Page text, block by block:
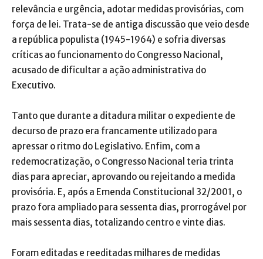
relevância e urgência, adotar medidas provisórias, com
força de lei. Trata-se de antiga discussão que veio desde
a república populista (1945-1964) e sofria diversas
críticas ao funcionamento do Congresso Nacional,
acusado de dificultar a ação administrativa do
Executivo.
Tanto que durante a ditadura militar o expediente de
decurso de prazo era francamente utilizado para
apressar o ritmo do Legislativo. Enfim, com a
redemocratização, o Congresso Nacional teria trinta
dias para apreciar, aprovando ou rejeitando a medida
provisória. E, após a Emenda Constitucional 32/2001, o
prazo fora ampliado para sessenta dias, prorrogável por
mais sessenta dias, totalizando centro e vinte dias.
Foram editadas e reeditadas milhares de medidas